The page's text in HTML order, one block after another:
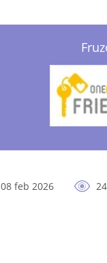
08 feb 2026